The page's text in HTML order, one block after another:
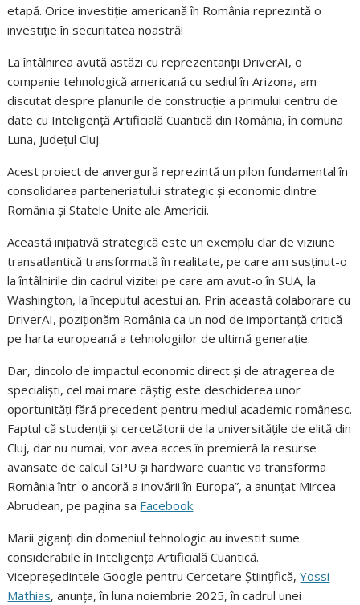
etapă. Orice investiție americană în România reprezintă o
investiție în securitatea noastră!
La întâlnirea avută astăzi cu reprezentanții DriverAI, o
companie tehnologică americană cu sediul în Arizona, am
discutat despre planurile de construcție a primului centru de
date cu Inteligență Artificială Cuantică din România, în comuna
Luna, județul Cluj.
Acest proiect de anvergură reprezintă un pilon fundamental în
consolidarea parteneriatului strategic și economic dintre
România și Statele Unite ale Americii.
Această inițiativă strategică este un exemplu clar de viziune
transatlantică transformată în realitate, pe care am susținut-o
la întâlnirile din cadrul vizitei pe care am avut-o în SUA, la
Washington, la începutul acestui an. Prin această colaborare cu
DriverAI, poziționăm România ca un nod de importanță critică
pe harta europeană a tehnologiilor de ultimă generație.
Dar, dincolo de impactul economic direct și de atragerea de
specialiști, cel mai mare câștig este deschiderea unor
oportunități fără precedent pentru mediul academic românesc.
Faptul că studenții și cercetătorii de la universitățile de elită din
Cluj, dar nu numai, vor avea acces în premieră la resurse
avansate de calcul GPU și hardware cuantic va transforma
România într-o ancoră a inovării în Europa”, a anunțat Mircea
Abrudean, pe pagina sa Facebook.
Marii giganți din domeniul tehnologic au investit sume
considerabile în Inteligența Artificială Cuantică.
Vicepreședintele Google pentru Cercetare Științifică,Yossi
Mathias, anunța, în luna noiembrie 2025, în cadrul unei